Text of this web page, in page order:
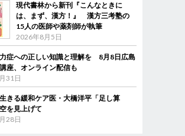
現代書林から新刊『こんなときに
は、まず、漢方！』 漢方三考塾の
15人の医師や薬剤師が執筆
2026年8月5日
症への正しい知識と理解を 8月8日広島
座、オンライン配信も
31日
生きる緩和ケア医・大橋洋平「足し算
を見上げて
28日